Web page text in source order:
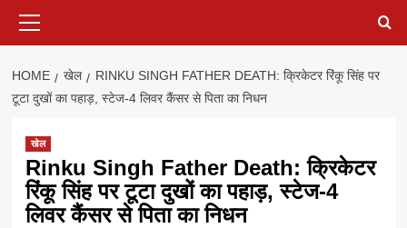
Menu
HOME खेल
RINKU SINGH FATHER DEATH: क्रिकेटर रिंकू सिंह पर
टूटा दुखों का पहाड़, स्टेज-4 लिवर कैंसर से पिता का निधन
खेल
Rinku Singh Father Death: क्रिकेटर
रिंकू सिंह पर टूटा दुखों का पहाड़, स्टेज-4
लिवर कैंसर से पिता का निधन